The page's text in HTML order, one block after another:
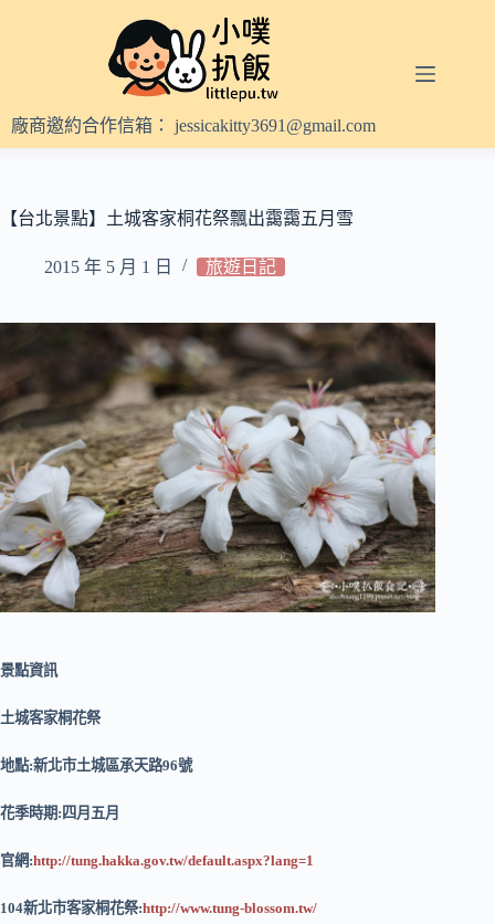
內
容
廠商邀約合作信箱： jessicakitty3691@gmail.com
【台北景點】土城客家桐花祭飄出靄靄五月雪
2015 年 5 月 1 日 旅遊日記
景點資訊
土城客家桐花祭
地點:新北市土城區承天路96號
花季時期:四月五月
官網:http://tung.hakka.gov.tw/default.aspx?lang=1
104新北市客家桐花祭:http://www.tung-blossom.tw/